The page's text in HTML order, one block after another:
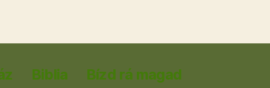
Biblia
Bízd rá magad